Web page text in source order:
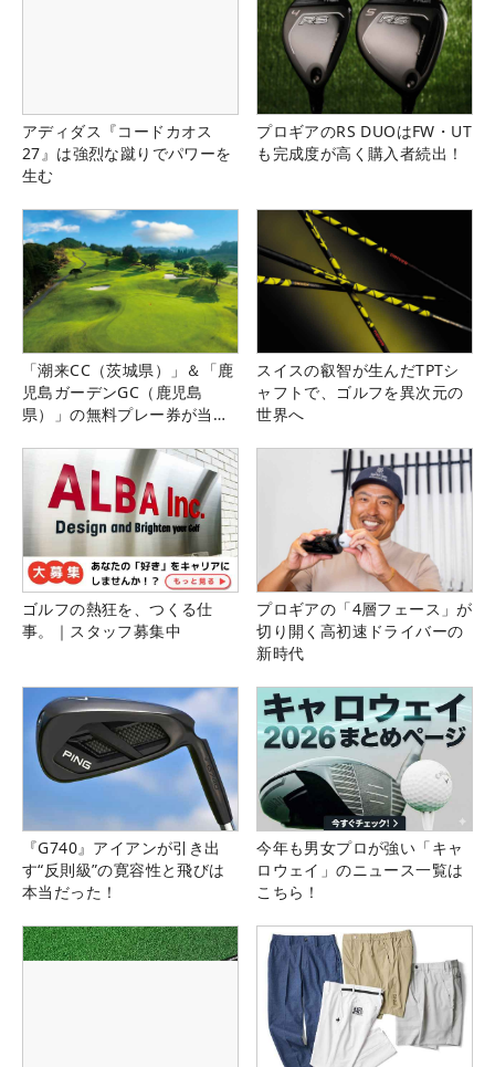
アディダス『コードカオス
27』は強烈な蹴りでパワーを
生む
プロギアのRS DUOはFW・UT
も完成度が高く購入者続出！
「潮来CC（茨城県）」＆「鹿
児島ガーデンGC（鹿児島
県）」の無料プレー券が当た
スイスの叡智が生んだTPTシ
ャフトで、ゴルフを異次元の
世界へ
ゴルフの熱狂を、つくる仕
事。｜スタッフ募集中
プロギアの「4層フェース」が
切り開く高初速ドライバーの
新時代
『G740』アイアンが引き出
す“反則級”の寛容性と飛びは
本当だった！
今年も男女プロが強い「キャ
ロウェイ」のニュース一覧は
こちら！